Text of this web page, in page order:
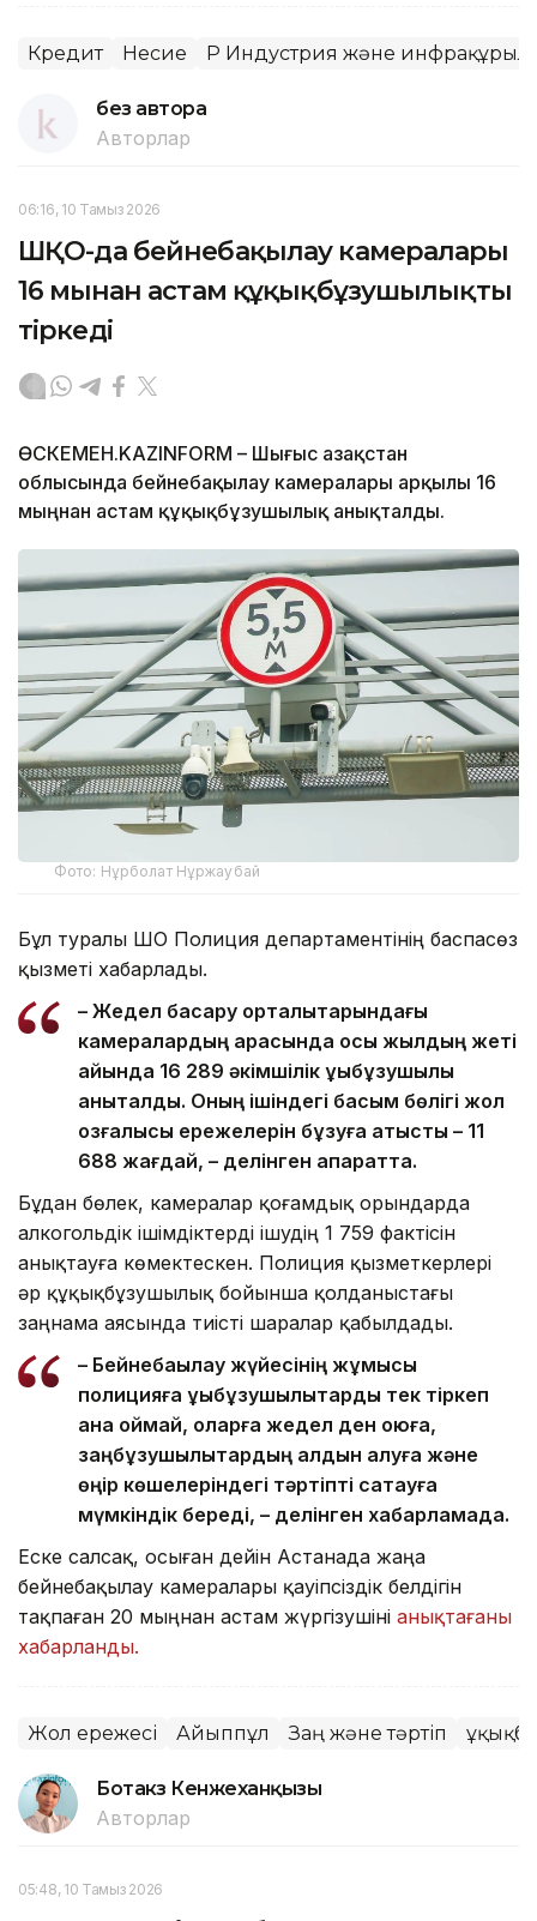
Кредит Несие ҚР Индустрия және
без автора
Авторлар
06:16, 10 Тамыз 2026
ШҚО-да бейнебақылау камералары
16 мыңнан астам құқықбұзушылықты
тіркеді
ӨСКЕМЕН.KAZINFORM – Шығыс Қазақстан
облысында бейнебақылау камералары арқылы 16
мыңнан астам құқықбұзушылық анықталды.
Фото: Нұрболат Нұржаубай
Бұл туралы ШҚО Полиция департаментінің баспасөз
қызметі хабарлады.
– Жедел басқару орталықтарындағы
камералардың арқасында осы жылдың жеті
айында 16 289 әкімшілік құқықбұзушылық
анықталды. Оның ішіндегі басым бөлігі жол
қозғалысы ережелерін бұзуға қатысты – 11
688 жағдай, – делінген ақпаратта.
Бұдан бөлек, камералар қоғамдық орындарда
алкогольдік ішімдіктерді ішудің 1 759 фактісін
анықтауға көмектескен. Полиция қызметкерлері
әр құқықбұзушылық бойынша қолданыстағы
заңнама аясында тиісті шаралар қабылдады.
– Бейнебақылау жүйесінің жұмысы
полицияға құқықбұзушылықтарды тек тіркеп
қана қоймай, оларға жедел ден қоюға,
заңбұзушылықтардың алдын алуға және
өңір көшелеріндегі тәртіпті сақтауға
мүмкіндік береді, – делінген хабарламада.
Еске салсақ, осыған дейін Астанада жаңа
бейнебақылау камералары қауіпсіздік белдігін
тақпаған 20 мыңнан астам жүргізушіні анықтағаны
хабарланды.
Жол ережесі Айыппұл Заң және тәртіп
Ботакөз Кенжеханқызы
Авторлар
05:48, 10 Тамыз 2026